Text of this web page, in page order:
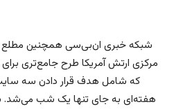
شبکه خبری ان‌بی‌سی همچنین مطلع
مرکزی ارتش آمریکا طرح جامع‌تری برای
که شامل هدف قرار دادن سه
هفته‌ای به جای تنها یک شب می‌شد.